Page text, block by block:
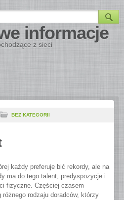
informacje
z sieci
BEZ KATEGORII
każdy preferuje bić rekordy, ale na
ma do tego talent, predyspozycje i
fizyczne. Częściej czasem
rodzaju doradców, którzy